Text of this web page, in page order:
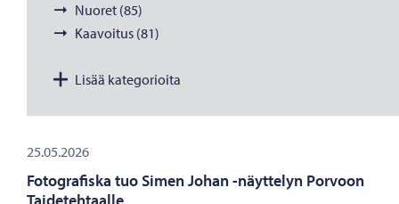
Nuoret (85)
Kaavoitus (81)
Lisää kategorioita
25.05.2026
Fotografiska tuo Simen Johan -näyttelyn Porvoon